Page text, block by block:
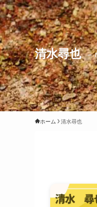
清水尋也 –
ホーム 清水尋也